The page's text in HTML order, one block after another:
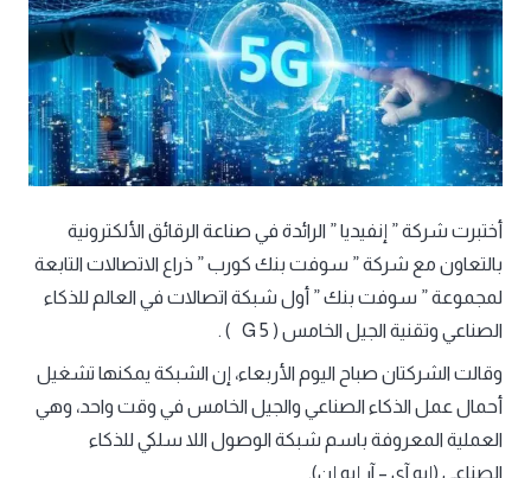
أختبرت شركة ” إنفيديا ” الرائدة في صناعة الرقائق الألكترونية
بالتعاون مع شركة ” سوفت بنك كورب ” ذراع الاتصالات التابعة
لمجموعة ” سوفت بنك ” أول شبكة اتصالات في العالم للذكاء
الصناعي وتقنية الجيل الخامس ( 5 G ) .
وقالت الشركتان صباح اليوم الأربعاء، إن الشبكة يمكنها تشغيل
أحمال عمل الذكاء الصناعي والجيل الخامس في وقت واحد، وهي
العملية المعروفة باسم شبكة الوصول اللا سلكي للذكاء
الصناعي (إيه آي – آر إيه إن).